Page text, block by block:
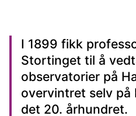
I 1899 fikk
Stortinget til å
observatorier på
overvintret selv på
det 20. århundret.